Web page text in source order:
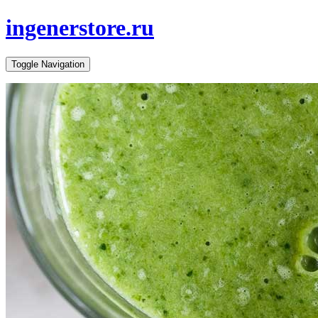
ingenerstore.ru
Toggle Navigation